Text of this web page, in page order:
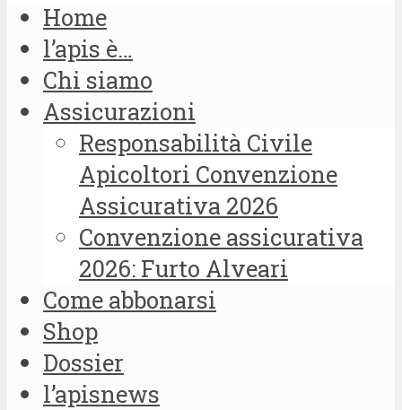
Home
l’apis è…
Chi siamo
Assicurazioni
Responsabilità Civile
Apicoltori Convenzione
Assicurativa 2026
Convenzione assicurativa
2026: Furto Alveari
Come abbonarsi
Shop
Dossier
l’apisnews